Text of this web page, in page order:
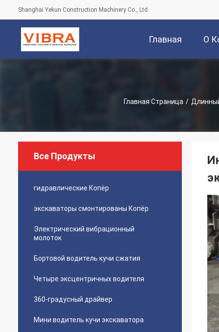
Shanghai Yekun Construction Machinery Co., Ltd.
Главная О
Главная Страница /
Все Продукты
гидравлические Копёр
экскаваторы смонтированы Копёр
Электрический вибрационный
молоток
Бортовой водитель кучи сжатия
Четыре эксцентричных водителя
360-градусный драйвер
Мини водитель кучи экскаватора